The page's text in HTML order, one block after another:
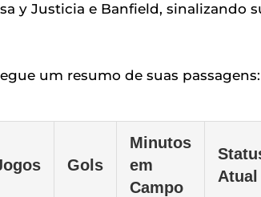
y Justicia e Banfield, sinalizando
um resumo de suas passagens:
Gols
Minutos
em
Campo
Atual